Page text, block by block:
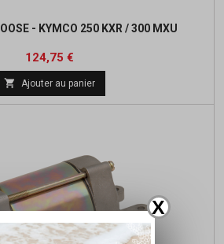
X
- KYMCO 250 KXR / 300 MXU
Prix
124,75 €Prix
de
base
 Ajouter au panier